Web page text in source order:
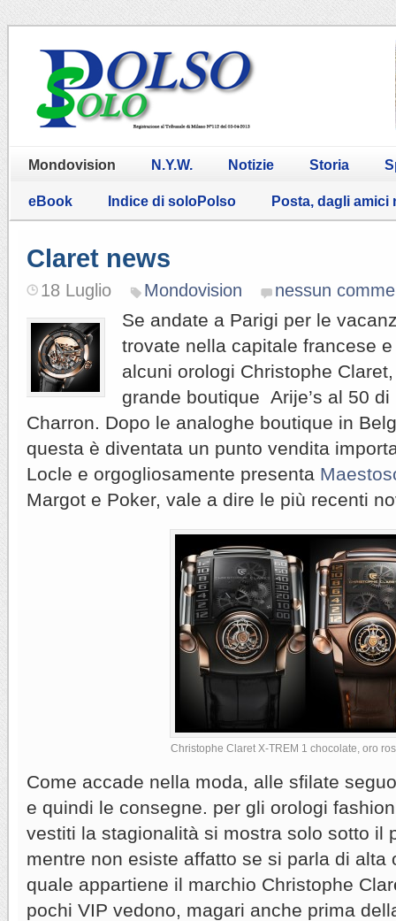
Mondovision N.Y.W. Notizie Storia
eBook Indice di soloPolso Posta, dagli amici
Claret news
18 Luglio Mondovision nessun
Se andate a Parigi per le
trovate nella capitale francese
alcuni orologi Christophe
grande boutique Arije’s al 50 di
Charron. Dopo le analoghe boutique in
questa è diventata un punto vendita
Locle e orgogliosamente presenta
Margot e Poker, vale a dire le più recenti
Christophe Claret X-TREM 1 chocolate, oro
Come accade nella moda, alle sfilate
e quindi le consegne. per gli orologi
vestiti la stagionalità si mostra solo sotto il
mentre non esiste affatto se si parla di alta
quale appartiene il marchio Christophe
pochi VIP vedono, magari anche prima